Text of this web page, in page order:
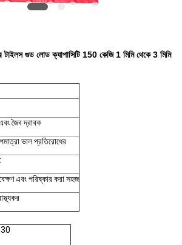
টাইলস গুড লোড ক্যাপাসিটি 150 কেজি 1 মিমি থেকে 3 মিমি
জৈব দ্রাবক
ভাল প্রতিরোধের
এবং পরিষ্কার করা সহজ